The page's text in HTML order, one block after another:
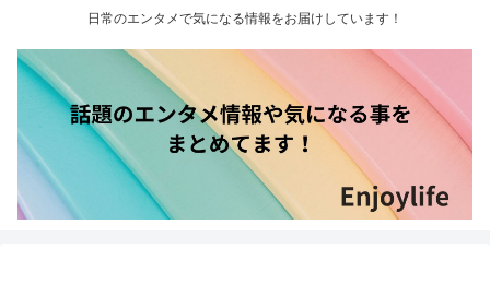
日常のエンタメで気になる情報をお届けしています！